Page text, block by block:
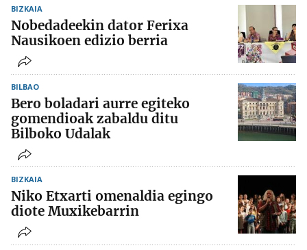
BIZKAIA
Nobedadeekin dator Ferixa
Nausikoen edizio berria
BILBAO
Bero boladari aurre egiteko
gomendioak zabaldu ditu
Bilboko Udalak
BIZKAIA
Niko Etxarti omenaldia egingo
diote Muxikebarrin